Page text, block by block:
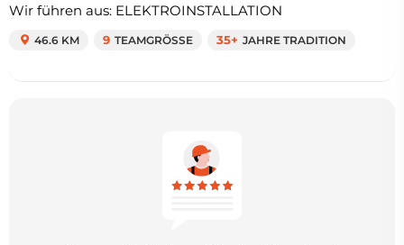
Wir führen aus: ELEKTROINSTALLATION
46.6 KM 9 TEAMGRÖSSE 35+ JAHRE TRADITION